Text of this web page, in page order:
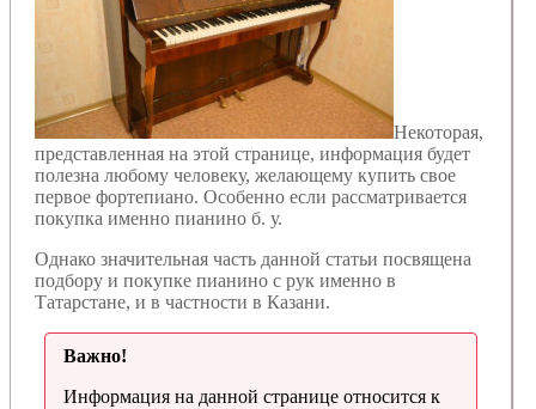
Некоторая,
представленная на этой странице, информация будет
полезна любому человеку, желающему купить свое
первое фортепиано. Особенно если рассматривается
покупка именно пианино б. у.
Однако значительная часть данной статьи посвящена
подбору и покупке пианино с рук именно в
Татарстане, и в частности в Казани.
Важно!
Информация на данной странице относится к